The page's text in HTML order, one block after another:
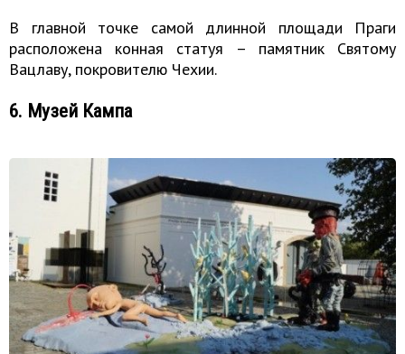
В главной точке самой длинной площади Праги
расположена конная статуя – памятник Святому
Вацлаву, покровителю Чехии.
6. Музей Кампа